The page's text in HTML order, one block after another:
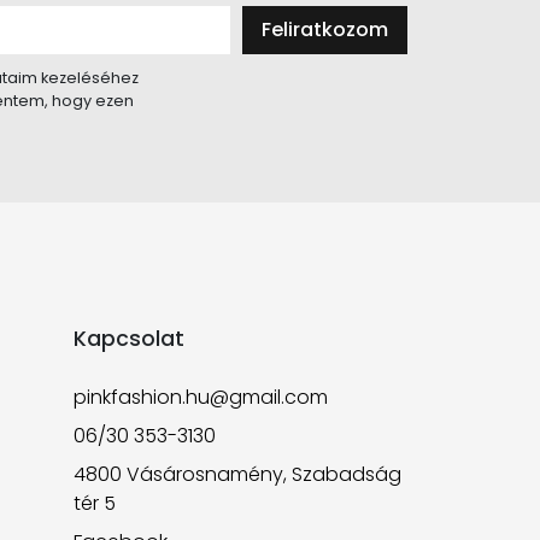
Feliratkozom
kezeléséhez
hogy ezen
Kapcsolat
pinkfashion.hu@gmail.com
06/30 353-3130
4800 Vásárosnamény, Szabadság
tér 5